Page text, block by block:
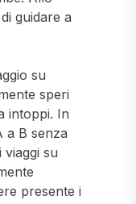
guidare a
su
speri
intoppi. In
a B senza
su
presente i